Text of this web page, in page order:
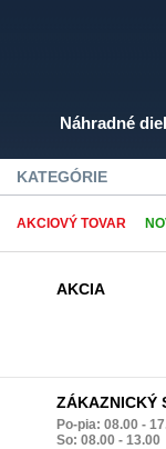
Náhradné
KATEGÓRIE
AKCIOVÝ TOVAR
AKCIA
ZÁKAZNICKÝ
Po-pia: 08.00 -
So: 08.00 - 13.00